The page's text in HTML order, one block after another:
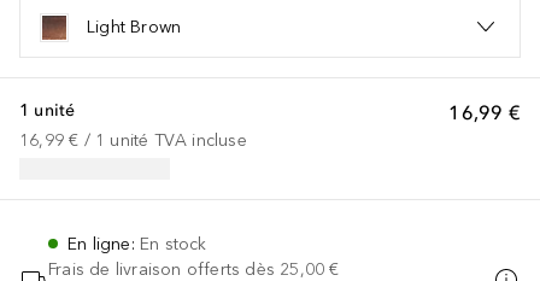
Light Brown
16,99 €
1 unité
16,99 € / 1 unité TVA incluse
En ligne: En stock
Frais de livraison offerts dès 25,00 €